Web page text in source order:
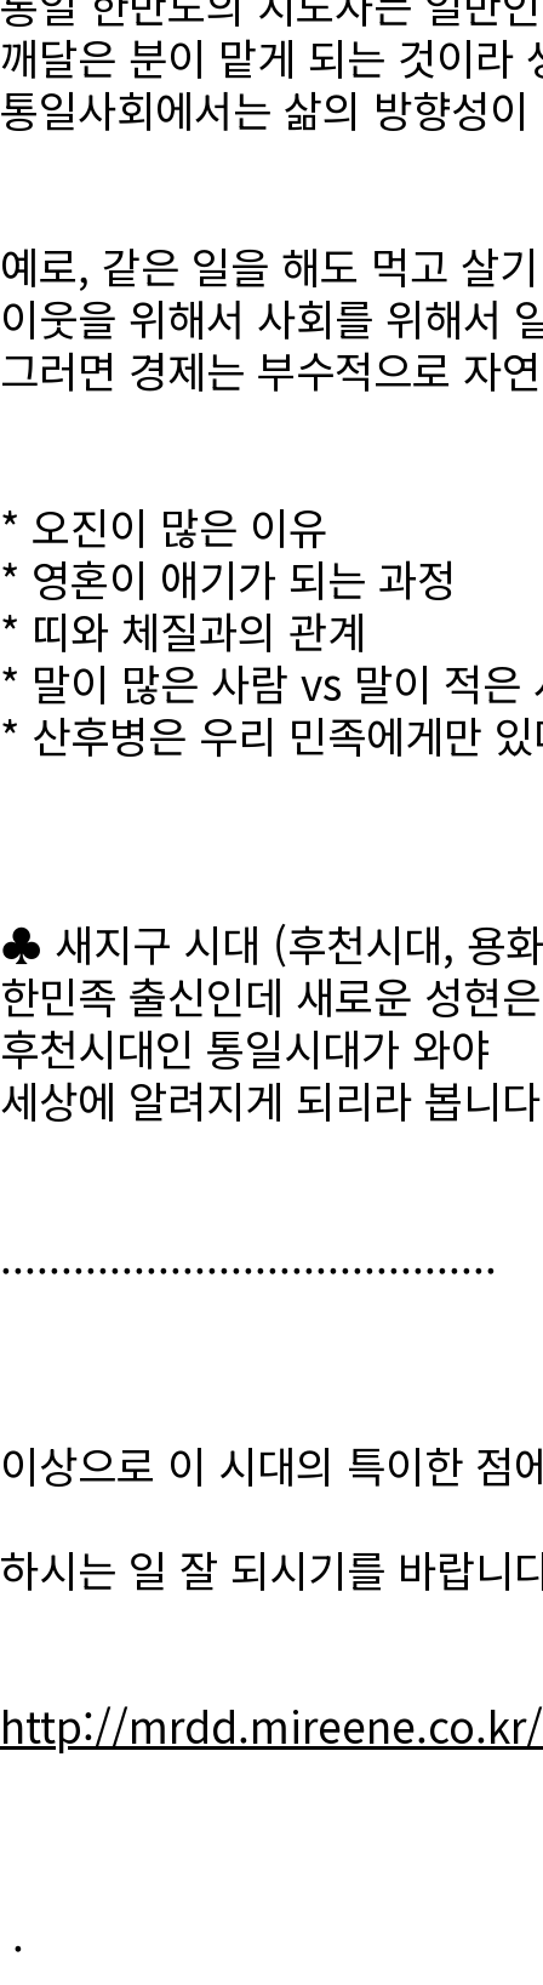
깨달은 분이 맡게 되는 것이라
통일사회에서는 삶의 방향성
예로, 같은 일을 해도 먹고 살
이웃을 위해서 사회를 위해서
그러면 경제는 부수적으로 자
* 오진이 많은 이유
* 영혼이 애기가 되는 과정
* 띠와 체질과의 관계
* 말이 많은 사람 vs 말이 적은
* 산후병은 우리 민족에게만
♣ 새지구 시대 (후천시대, 용
한민족 출신인데 새로운 성현
후천시대인 통일시대가 와야
세상에 알려지게 되리라 봅니
.........................................
이상으로 이 시대의 특이한 점
하시는 일 잘 되시기를 바랍니
http://
.